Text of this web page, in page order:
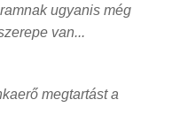
ugyanis még
van...
megtartást a